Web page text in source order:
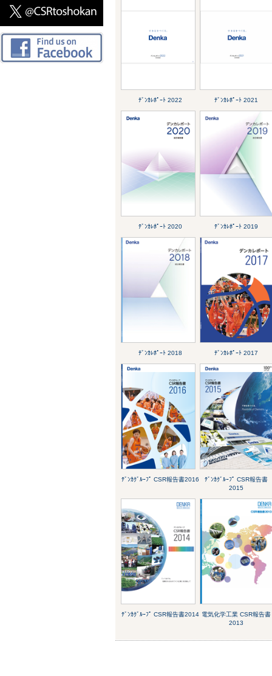
ﾃﾞﾝｶﾚﾎﾟｰﾄ 2022 ﾃﾞﾝｶﾚﾎﾟｰﾄ 2021
ﾃﾞﾝｶﾚﾎﾟｰﾄ 2020 ﾃﾞﾝｶﾚﾎﾟｰﾄ 2019
ﾃﾞﾝｶﾚﾎﾟｰﾄ 2018 ﾃﾞﾝｶﾚﾎﾟｰﾄ 2017
ﾃﾞﾝｶｸﾞﾙｰﾌﾟ CSR報告書2016
ﾃﾞﾝｶｸﾞﾙｰﾌﾟ CSR報告書
2015
ﾃﾞﾝｶｸﾞﾙｰﾌﾟ CSR報告書2014 電気化学工業 CSR報告書
2013